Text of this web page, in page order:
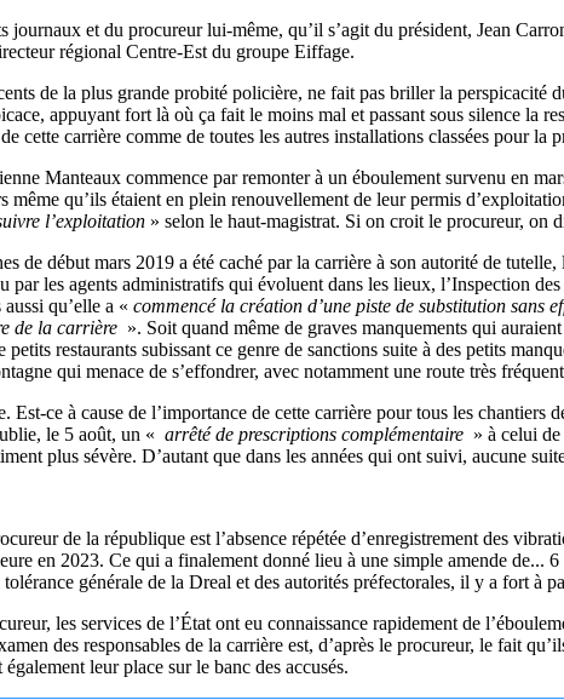
journaux et du procureur lui-même, qu’il s’agit du président, Jean
régional Centre-Est du groupe Eiffage.
de la plus grande probité policière, ne fait pas briller la perspicacité
appuyant fort là où ça fait le moins mal et passant sous silence la
cette carrière comme de toutes les autres installations classées pour la
Manteaux commence par remonter à un éboulement survenu en
même qu’ils étaient en plein renouvellement de leur permis
l’exploitation » selon le haut-magistrat. Si on croit le procureur, on
de début mars 2019 a été caché par la carrière à son autorité de
par les agents administratifs qui évoluent dans les lieux, l’Inspection
qu’elle a « commencé la création d’une piste de substitution sans
de la carrière ». Soit quand même de graves manquements qui
restaurants subissant ce genre de sanctions suite à des petits
qui menace de s’effondrer, avec notamment une route très
ce à cause de l’importance de cette carrière pour tous les
le 5 août, un « arrêté de prescriptions complémentaire » à celui
plus sévère. D’autant que dans les années qui ont suivi, aucune
de la république est l’absence répétée d’enregistrement des
en 2023. Ce qui a finalement donné lieu à une simple amende de...
générale de la Dreal et des autorités préfectorales, il y a fort à
les services de l’État ont eu connaissance rapidement de
des responsables de la carrière est, d’après le procureur, le fait
leur place sur le banc des accusés.